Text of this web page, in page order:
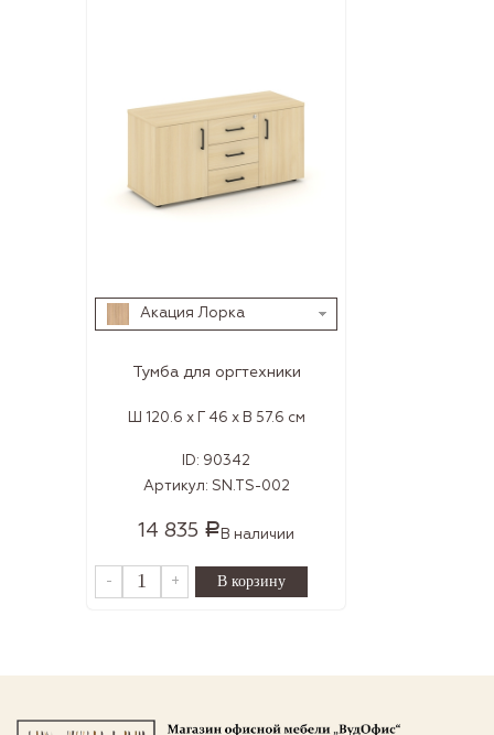
Акация Лорка
Тумба для оргтехники
Ш 120.6 x Г 46 x В 57.6 см
ID: 90342
Артикул: SN.TS-002
14 835 Р В наличии
- +